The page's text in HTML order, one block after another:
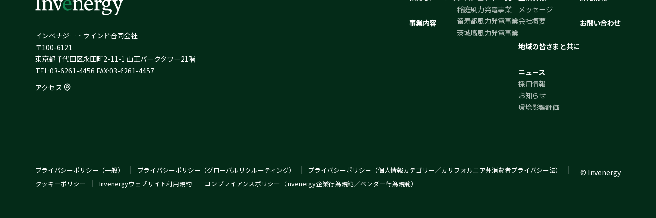
インベナジー・ウインド合同会社
〒100-6121
東京都千代田区永田町2-11-1 山王パークタワー21階
TEL:03-6261-4456 FAX:03-6261-4457
アクセス
事業内容
稲庭風力発電事業
留寿都風力発電事業
茨城塙風力発電事業
メッセージ
会社概要
地域の皆さまと共に
ニュース
採用情報
お知らせ
環境影響評価
お問い合わせ
プライバシーポリシー（一般） プライバシーポリシー（グローバルリクルーティング）
プライバシーポリシー（個人情報カテゴリー／カリフォルニア州消費者プライバシー法）
クッキーポリシー
Invenergyウェブサイト利用規約 コンプライアンスポリシー（Invenergy企業行為規範／ベンダー行為規範）
© Invenergy